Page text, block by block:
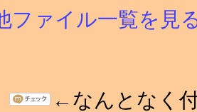
ファイル一覧を見
←なんとなく